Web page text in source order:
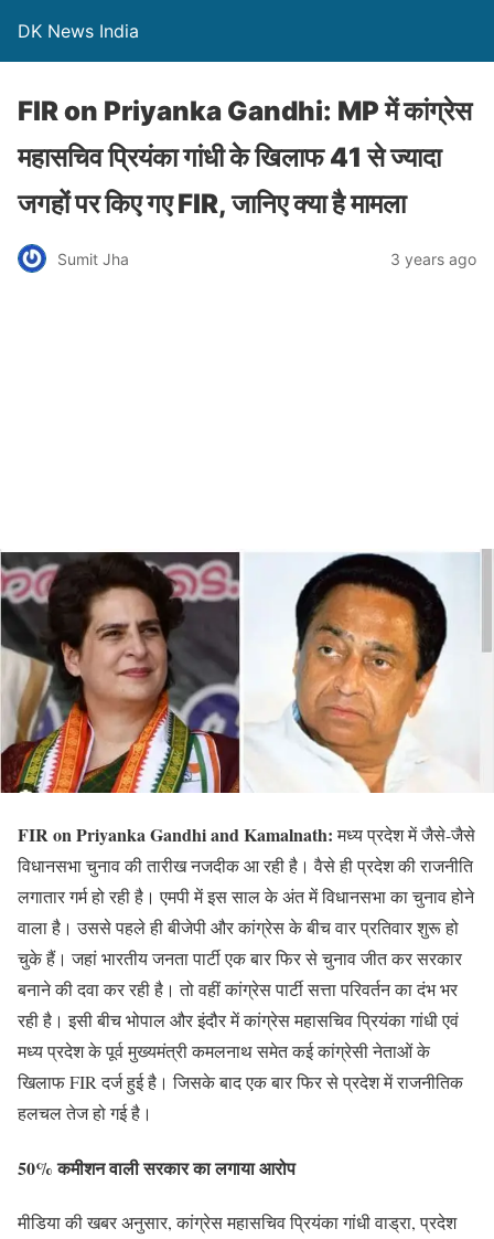
DK News India
FIR on Priyanka Gandhi: MP में कांग्रेस
महासचिव प्रियंका गांधी के खिलाफ 41 से ज्यादा
जगहों पर किए गए FIR, जानिए क्या है मामला
Sumit Jha 3 years ago
FIR on Priyanka Gandhi and Kamalnath:मध्य प्रदेश में जैसे-जैसे
विधानसभा चुनाव की तारीख नजदीक आ रही है। वैसे ही प्रदेश की राजनीति
लगातार गर्म हो रही है। एमपी में इस साल के अंत में विधानसभा का चुनाव होने
वाला है। उससे पहले ही बीजेपी और कांग्रेस के बीच वार प्रतिवार शुरू हो
चुके हैं। जहां भारतीय जनता पार्टी एक बार फिर से चुनाव जीत कर सरकार
बनाने की दवा कर रही है। तो वहीं कांग्रेस पार्टी सत्ता परिवर्तन का दंभ भर
रही है। इसी बीच भोपाल और इंदौर में कांग्रेस महासचिव प्रियंका गांधी एवं
मध्य प्रदेश के पूर्व मुख्यमंत्री कमलनाथ समेत कई कांग्रेसी नेताओं के
खिलाफ FIR दर्ज हुई है। जिसके बाद एक बार फिर से प्रदेश में राजनीतिक
हलचल तेज हो गई है।
50% कमीशन वाली सरकार का लगाया आरोप
मीडिया की खबर अनुसार, कांग्रेस महासचिव प्रियंका गांधी वाड्रा, प्रदेश